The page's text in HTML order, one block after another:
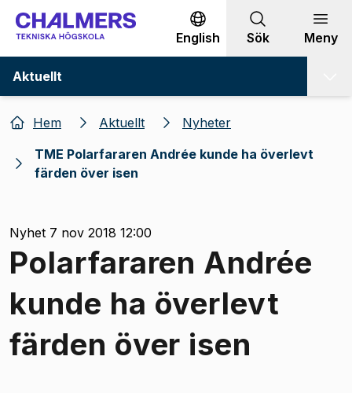
Gå till innehållet
English Sök Meny
Aktuellt
Hem Aktuellt
Nyheter
TME Polarfararen Andrée kunde ha överlevt
färden över isen
Nyhet 7 nov 2018 12:00
Polarfararen Andrée
kunde ha överlevt
färden över isen